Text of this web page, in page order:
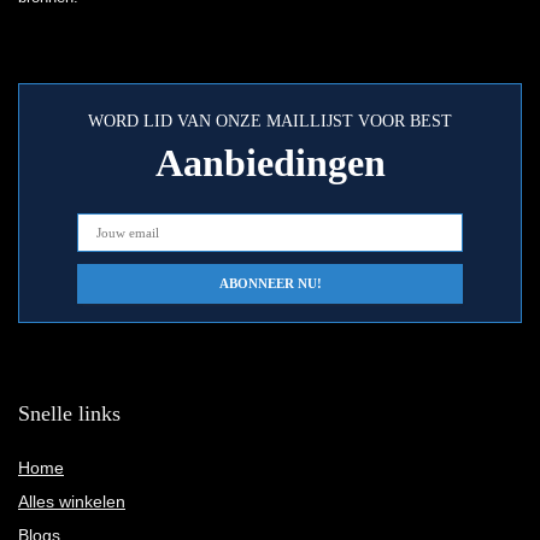
WORD LID VAN ONZE MAILLIJST VOOR BEST
Aanbiedingen
Snelle links
Home
Alles winkelen
Blogs